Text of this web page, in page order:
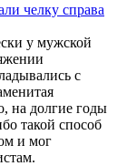
челку справа
у мужской
с
на долгие годы
такой способ
и мог